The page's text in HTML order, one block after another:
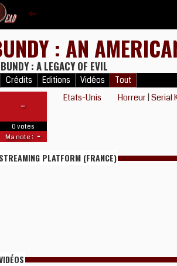
: AN
BUNDY : A LEGACY OF EVIL
Crédits Editions Vidéos Tout
-
0 votes
Ma note : -
Etats-Unis Horreur |Serial
STREAMING PLATFORM (FRANCE)